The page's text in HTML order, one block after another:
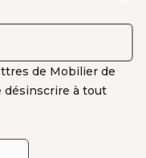
de Mobilier de
désinscrire à tout